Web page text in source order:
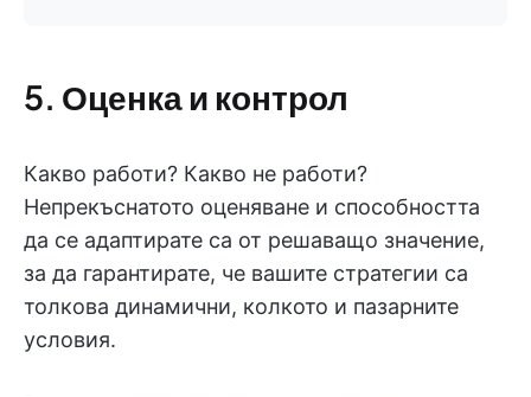
5. Оценка и контрол
Какво работи? Какво не работи?
Непрекъснатото оценяване и способността
да се адаптирате са от решаващо значение,
за да гарантирате, че вашите стратегии са
толкова динамични, колкото и пазарните
условия.